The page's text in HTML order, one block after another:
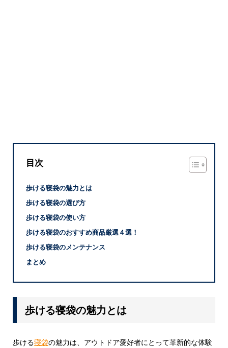
目次
歩ける寝袋の魅力とは
歩ける寝袋の選び方
歩ける寝袋の使い方
歩ける寝袋のおすすめ商品厳選４選！
歩ける寝袋のメンテナンス
まとめ
歩ける寝袋の魅力とは
歩ける寝袋の魅力は、アウトドア愛好者にとって革新的な体験